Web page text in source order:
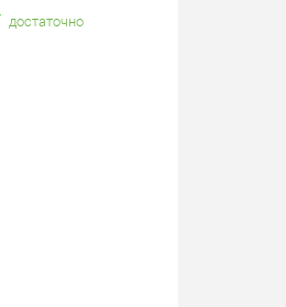
достаточно